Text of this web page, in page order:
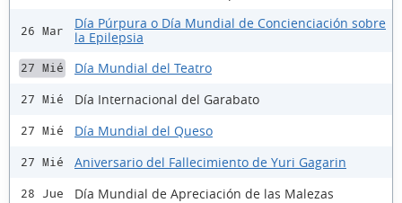
26 Mar
Día Púrpura o Día Mundial de Concienciación sobre
la Epilepsia
27 Mié Día Mundial del Teatro
27 Mié Día Internacional del Garabato
27 Mié Día Mundial del Queso
27 Mié Aniversario del Fallecimiento de Yuri Gagarin
28 Jue Día Mundial de Apreciación de las Malezas